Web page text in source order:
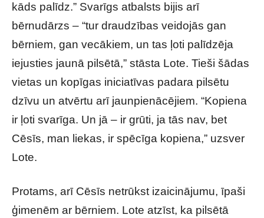
kāds palīdz.” Svarīgs atbalsts bijis arī
bērnudārzs – “tur draudzības veidojās gan
bērniem, gan vecākiem, un tas ļoti palīdzēja
iejusties jaunā pilsētā,” stāsta Lote. Tieši šādas
vietas un kopīgas iniciatīvas padara pilsētu
dzīvu un atvērtu arī jaunpienācējiem. “Kopiena
ir ļoti svarīga. Un jā – ir grūti, ja tās nav, bet
Cēsīs, man liekas, ir spēcīga kopiena,” uzsver
Lote.
Protams, arī Cēsīs netrūkst izaicinājumu, īpaši
ģimenēm ar bērniem. Lote atzīst, ka pilsētā